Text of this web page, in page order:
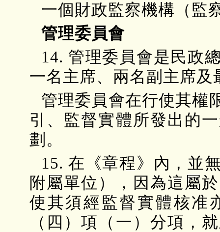
一個財政監察機構（監
管理委員會
14. 管理委員會是民政
一名主席、兩名副主席
管理委員會在行使其權
引、監督實體所發出的
劃。
15. 在《章程》內，並
附屬單位），因為這屬
使其須經監督實體核
（四）項（一）分項，